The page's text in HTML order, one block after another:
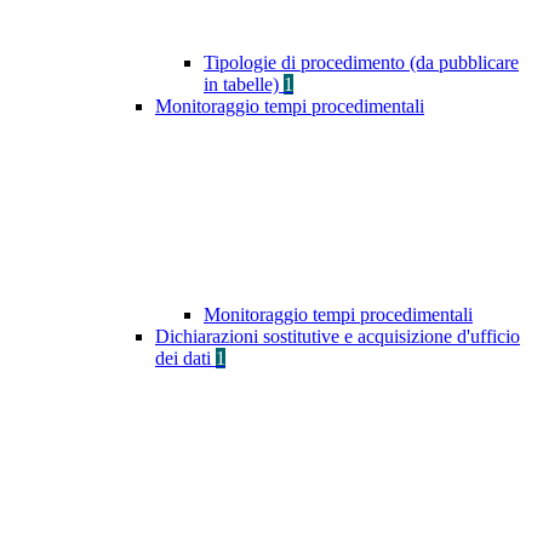
Tipologie di procedimento (da pubblicare
in tabelle) 1
Monitoraggio tempi procedimentali
Monitoraggio tempi procedimentali
Dichiarazioni sostitutive e acquisizione d'ufficio
dei dati 1